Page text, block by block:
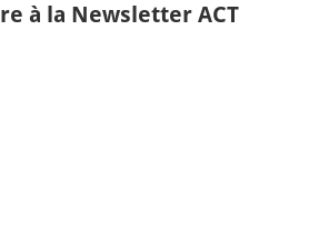
à la Newsletter ACT